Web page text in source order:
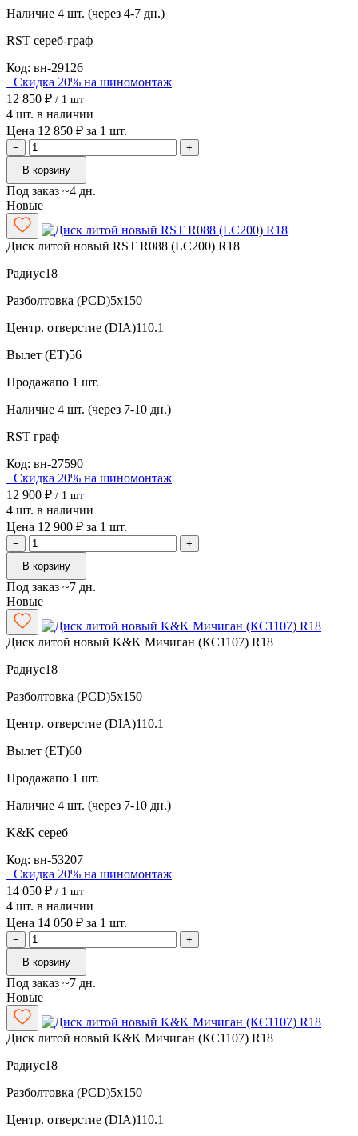
Наличие 4 шт. (через 4-7 дн.)
RST сереб-граф
Код: вн-29126
+Скидка 20% на шиномонтаж
12 850 ₽ / 1 шт
4 шт. в наличии
Цена 12 850 ₽ за 1 шт.
−
+
В корзину
Под заказ ~4 дн.
Новые
Диск литой новый RST R088 (LC200) R18
Радиус18
Разболтовка (PCD)5x150
Центр. отверстие (DIA)110.1
Вылет (ET)56
Продажапо 1 шт.
Наличие 4 шт. (через 7-10 дн.)
RST граф
Код: вн-27590
+Скидка 20% на шиномонтаж
12 900 ₽ / 1 шт
4 шт. в наличии
Цена 12 900 ₽ за 1 шт.
−
+
В корзину
Под заказ ~7 дн.
Новые
Диск литой новый K&K Мичиган (КС1107) R18
Радиус18
Разболтовка (PCD)5x150
Центр. отверстие (DIA)110.1
Вылет (ET)60
Продажапо 1 шт.
Наличие 4 шт. (через 7-10 дн.)
K&K сереб
Код: вн-53207
+Скидка 20% на шиномонтаж
14 050 ₽ / 1 шт
4 шт. в наличии
Цена 14 050 ₽ за 1 шт.
−
+
В корзину
Под заказ ~7 дн.
Новые
Диск литой новый K&K Мичиган (КС1107) R18
Радиус18
Разболтовка (PCD)5x150
Центр. отверстие (DIA)110.1